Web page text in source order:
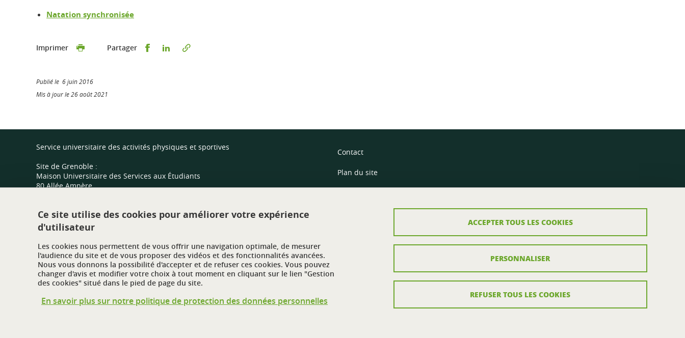
Natation synchronisée
Imprimer Partager Partager sur Facebook
Partager sur LinkedIn
Publié le 6 juin 2016
Mis à jour le 26 août 2021
Service universitaire des activités physiques et sportives
Site de Grenoble :
Maison Universitaire des Services aux Étudiants
80 Allée Ampère
Site de Valence :
Centre sportif universitaire
Route de Malissard
26000 Valence
Contact
Plan du site
Données personnelles
Gestion des cookies
Ce site utilise des cookies pour améliorer votre expérience
d'utilisateur
Les cookies nous permettent de vous offrir une navigation optimale, de mesurer
l'audience du site et de vous proposer des vidéos et des fonctionnalités avancées.
Nous vous donnons la possibilité d'accepter et de refuser ces cookies. Vous pouvez
changer d'avis et modifier votre choix à tout moment en cliquant sur le lien "Gestion
des cookies" situé dans le pied de page du site.
En savoir plus sur notre politique de protection des données personnelles
ACCEPTER TOUS LES COOKIES
REFUSER TOUS LES COOKIES
PERSONNALISER